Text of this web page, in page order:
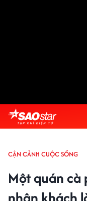
CẬN CẢNH CUỘC SỐNG
Một quán